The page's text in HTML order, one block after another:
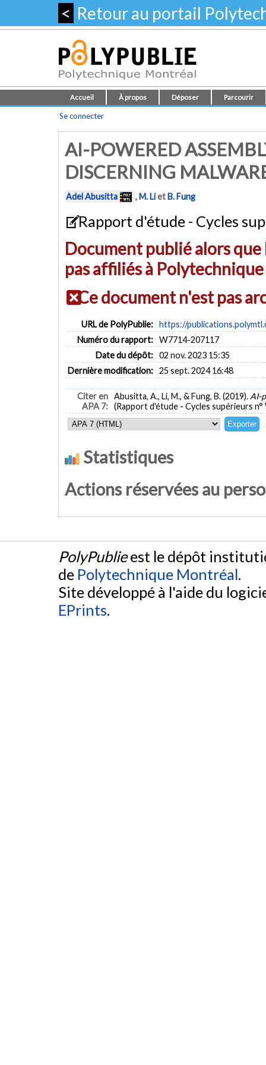
< Retour au portail
Accueil À propos Déposer Parcourir
Se connecter
AI-POWERED
DISCERNING
Adel Abusitta ,M. LietB. Fung
Rapport d'étude - Cycles
Document publié alors
pas affiliés à
Ce document n'est pas
URL de PolyPublie: https://
Numéro du rapport: W7714-207117
Date du dépôt: 02 nov. 2023 15:35
Dernière modification: 25 sept. 2024 16:48
Citer en
APA 7:
Abusitta, A., Li, M., & Fung, B. (2019). AI-
(Rapport d'étude - Cycles supérieurs
Statistiques
Actions réservées au
PolyPublieest le dépôt
de Polytechnique Montréal.
Site développé à l'aide du
EPrints.